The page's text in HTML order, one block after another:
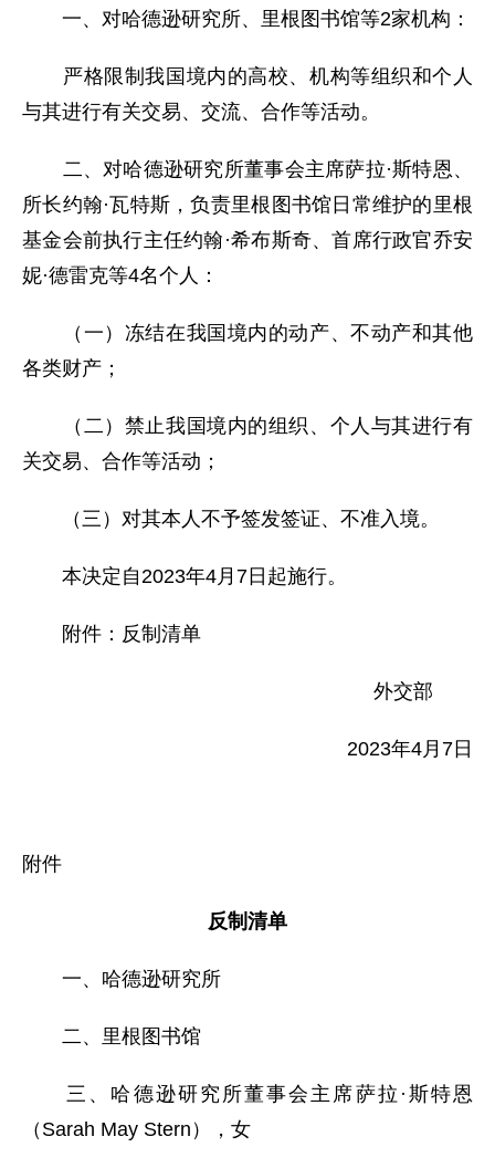
一、对哈德逊研究所、里根图书馆等2家机构：
严格限制我国境内的高校、机构等组织和个人
与其进行有关交易、交流、合作等活动。
二、对哈德逊研究所董事会主席萨拉·斯特恩、
所长约翰·瓦特斯，负责里根图书馆日常维护的里根
基金会前执行主任约翰·希布斯奇、首席行政官乔安
妮·德雷克等4名个人：
（一）冻结在我国境内的动产、不动产和其他
各类财产；
（二）禁止我国境内的组织、个人与其进行有
关交易、合作等活动；
（三）对其本人不予签发签证、不准入境。
本决定自2023年4月7日起施行。
附件：反制清单
外交部
2023年4月7日
附件
反制清单
一、哈德逊研究所
二、里根图书馆
三、哈德逊研究所董事会主席萨拉·斯特恩
（Sarah May Stern），女